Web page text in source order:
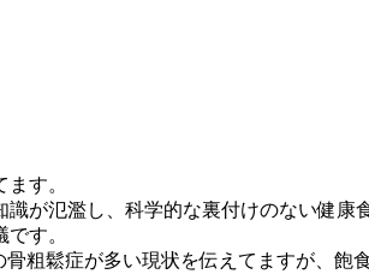
す。
が氾濫し、科学的な裏付けのない健康
す。
粗鬆症が多い現状を伝えてますが、